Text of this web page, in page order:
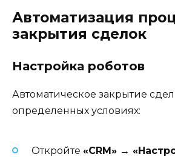
Автоматизация
закрытия сделок
Настройка роботов
Автоматическое закрытие
определенных условиях:
Откройте «CRM» →